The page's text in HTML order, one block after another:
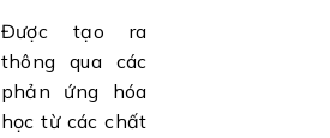
Được tạo ra
thông qua các
phản ứng hóa
học từ các chất